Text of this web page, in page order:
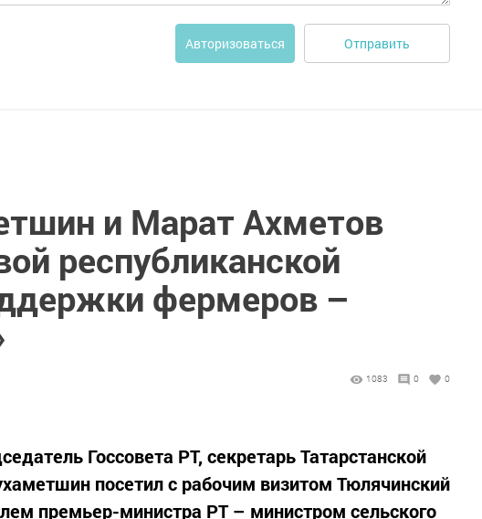
Авторизоваться Отправить
и Марат Ахметов
республиканской
фермеров –
1083 0 0
Госсовета РТ, секретарь Татарстанской
посетил с рабочим визитом Тюлячинский
премьер-министра РТ – министром сельского